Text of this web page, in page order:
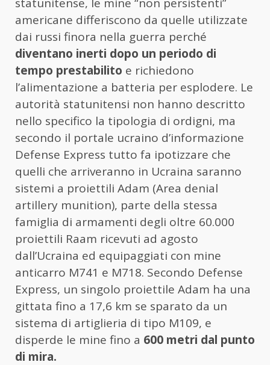
americane differiscono da quelle utilizzate
dai russi finora nella guerra perché
diventano inerti dopo un periodo di
tempo prestabilito e richiedono
l’alimentazione a batteria per esplodere. Le
autorità statunitensi non hanno descritto
nello specifico la tipologia di ordigni, ma
secondo il portale ucraino d’informazione
Defense Express tutto fa ipotizzare che
quelli che arriveranno in Ucraina saranno
sistemi a proiettili Adam (Area denial
artillery munition), parte della stessa
famiglia di armamenti degli oltre 60.000
proiettili Raam ricevuti ad agosto
dall’Ucraina ed equipaggiati con mine
anticarro M741 e M718. Secondo Defense
Express, un singolo proiettile Adam ha una
gittata fino a 17,6 km se sparato da un
sistema di artiglieria di tipo M109, e
disperde le mine fino a 600 metri dal punto
di mira.